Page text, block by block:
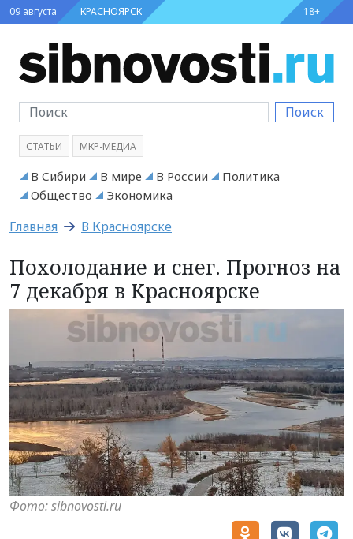
09 августа КРАСНОЯРСК 18+
Поиск
СТАТЬИ МКР-МЕДИА
В Сибири В мире В России
Политика
Общество
Экономика
Главная В Красноярске
Похолодание и снег. Прогноз на
7 декабря в Красноярске
Фото: sibnovosti.ru